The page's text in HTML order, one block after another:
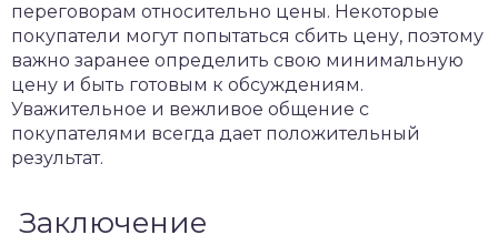
переговорам относительно цены. Некоторые
покупатели могут попытаться сбить цену, поэтому
важно заранее определить свою минимальную
цену и быть готовым к обсуждениям.
Уважительное и вежливое общение с
покупателями всегда дает положительный
результат.
Заключение